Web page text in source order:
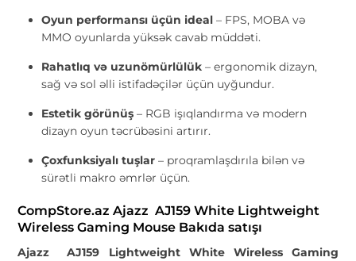
Oyun performansı üçün ideal – FPS, MOBA və
MMO oyunlarda yüksək cavab müddəti.
Rahatlıq və uzunömürlülük – ergonomik dizayn,
sağ və sol əlli istifadəçilər üçün uyğundur.
Estetik görünüş – RGB işıqlandırma və modern
dizayn oyun təcrübəsini artırır.
Çoxfunksiyalı tuşlar – proqramlaşdırıla bilən və
sürətli makro əmrlər üçün.
CompStore.az Ajazz AJ159 White Lightweight
Wireless Gaming Mouse Bakıda satışı
Ajazz AJ159 Lightweight White Wireless Gaming